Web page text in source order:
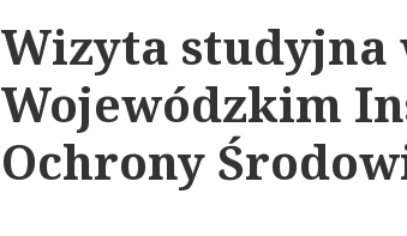
Wizyta studyjna
Wojewódzkim
Ochrony